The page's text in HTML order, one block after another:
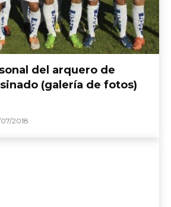
del arquero de
(galería de fotos)
2018